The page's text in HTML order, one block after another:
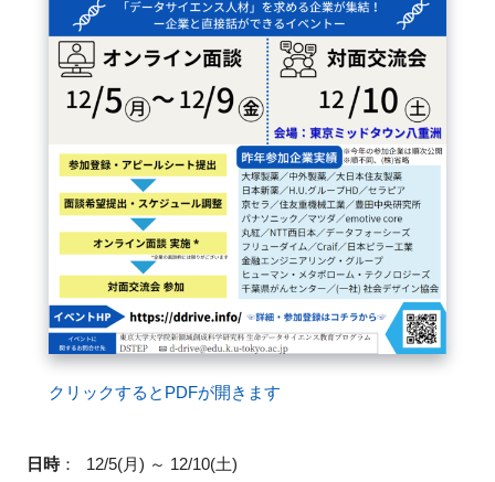
閉じる
クリックするとPDFが開きます
日時： 12/5(月) ～ 12/10(土)